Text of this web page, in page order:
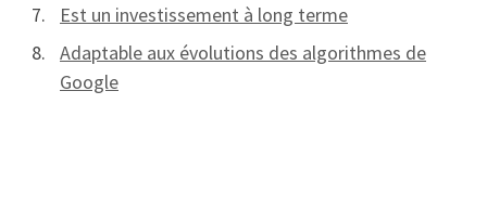
Est un investissement à long terme
Adaptable aux évolutions des algorithmes de
Google